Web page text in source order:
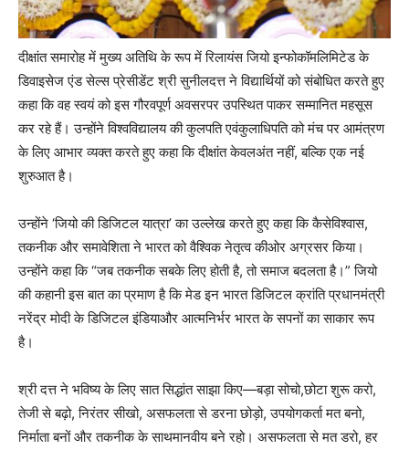
दीक्षांत समारोह में मुख्य अतिथि के रूप में रिलायंस जियो इन्फोकॉमलिमिटेड के
डिवाइसेज एंड सेल्स प्रेसीडेंट श्री सुनीलदत्त ने विद्यार्थियों को संबोधित करते हुए
कहा कि वह स्वयं को इस गौरवपूर्ण अवसरपर उपस्थित पाकर सम्मानित महसूस
कर रहे हैं। उन्होंने विश्वविद्यालय की कुलपति एवंकुलाधिपति को मंच पर आमंत्रण
के लिए आभार व्यक्त करते हुए कहा कि दीक्षांत केवलअंत नहीं, बल्कि एक नई
शुरुआत है।
उन्होंने ‘जियो की डिजिटल यात्रा’ का उल्लेख करते हुए कहा कि कैसेविश्वास,
तकनीक और समावेशिता ने भारत को वैश्विक नेतृत्व कीओर अग्रसर किया।
उन्होंने कहा कि “जब तकनीक सबके लिए होती है, तो समाज बदलता है।” जियो
की कहानी इस बात का प्रमाण है कि मेड इन भारत डिजिटल क्रांति प्रधानमंत्री
नरेंद्र मोदी के डिजिटल इंडियाऔर आत्मनिर्भर भारत के सपनों का साकार रूप
है।
श्री दत्त ने भविष्य के लिए सात सिद्धांत साझा किए—बड़ा सोचो,छोटा शुरू करो,
तेजी से बढ़ो, निरंतर सीखो, असफलता से डरना छोड़ो, उपयोगकर्ता मत बनो,
निर्माता बनों और तकनीक के साथमानवीय बने रहो। असफलता से मत डरो, हर